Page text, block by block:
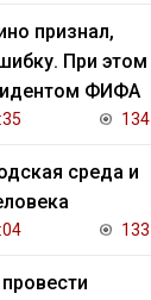
признал,
При этом
ФИФА
134
среда и
133